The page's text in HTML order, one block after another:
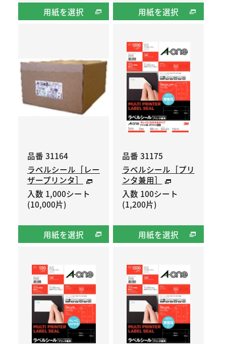
用紙を選択 用紙を選択
品番 31164
ラベルシール［レー
ザープリンタ］
入数 1,000シート
(10,000片)
用紙を選択
品番 31175
ラベルシール［プリ
ンタ兼用］
入数 100シート
(1,200片)
用紙を選択